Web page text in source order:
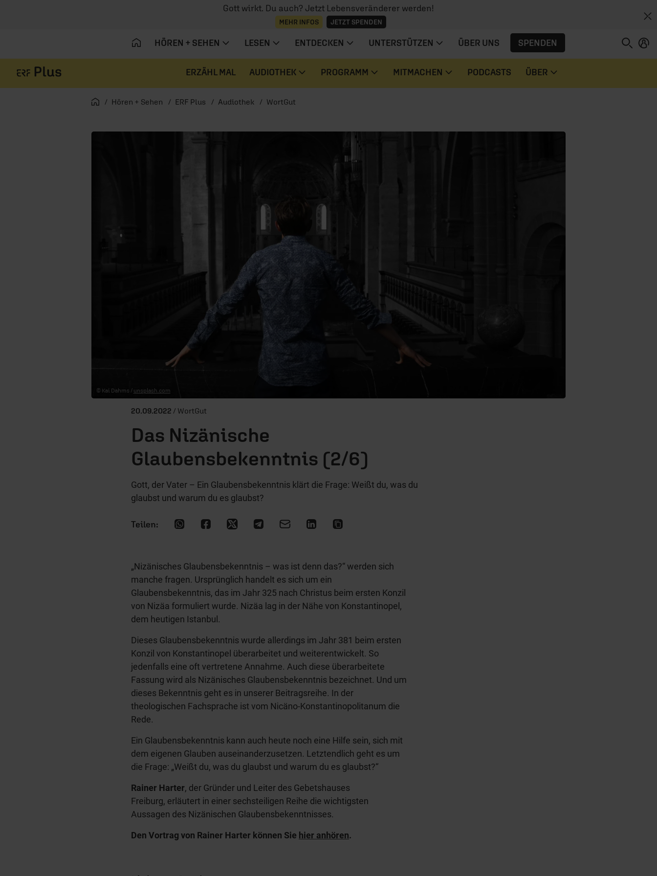
Gott wirkt. Du auch? Jetzt Lebensveränderer werden!
MEHR INFOS JETZT SPENDEN
HÖREN + SEHEN LESEN ENTDECKEN UNTERSTÜTZEN ÜBER UNS SPENDEN
ERZÄHL MAL AUDIOTHEK PROGRAMM MITMACHEN PODCASTS ÜBER
Startseite
Hören + Sehen ERF Plus Audiothek WortGut
© Kai Dahms / unsplash.com
20.09.2022 / WortGut
Das Nizänische
Glaubensbekenntnis (2/6)
Gott, der Vater – Ein Glaubensbekenntnis klärt die Frage: Weißt du, was du
glaubst und warum du es glaubst?
„Nizänisches Glaubensbekenntnis – was ist denn das?“ werden sich
manche fragen. Ursprünglich handelt es sich um ein
Glaubensbekenntnis, das im Jahr 325 nach Christus beim ersten Konzil
von Nizäa formuliert wurde. Nizäa lag in der Nähe von Konstantinopel,
dem heutigen Istanbul.
Dieses Glaubensbekenntnis wurde allerdings im Jahr 381 beim ersten
Konzil von Konstantinopel überarbeitet und weiterentwickelt. So
jedenfalls eine oft vertretene Annahme. Auch diese überarbeitete
Fassung wird als Nizänisches Glaubensbekenntnis bezeichnet. Und um
dieses Bekenntnis geht es in unserer Beitragsreihe. In der
theologischen Fachsprache ist vom Nicäno-Konstantinopolitanum die
Rede.
Ein Glaubensbekenntnis kann auch heute noch eine Hilfe sein, sich mit
dem eigenen Glauben auseinanderzusetzen. Letztendlich geht es um
die Frage: „Weißt du, was du glaubst und warum du es glaubst?“
Rainer Harter, der Gründer und Leiter des Gebetshauses
Freiburg, erläutert in einer sechsteiligen Reihe die wichtigsten
Aussagen des Nizänischen Glaubensbekenntnisses.
Den Vortrag von Rainer Harter können Sie hier anhören.